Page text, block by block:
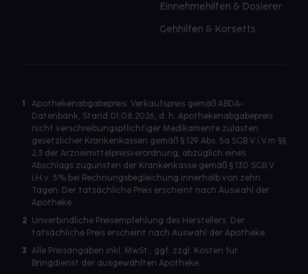
Einnehmehilfen & Dosierer
Gehhilfen & Korsetts
1
Apothekenabgabepreis: Verkaufspreis gemäß ABDA-
Datenbank, Stand 01.08.2026, d. h. Apothekenabgabepreis
nicht verschreibungspflichtiger Medikamente zulasten
gesetzlicher Krankenkassen gemäß § 129 Abs. 5a SGB V i.V.m §§
2,3 der Arzneimittelpreisverordnung, abzüglich eines
Abschlags zugunsten der Krankenkasse gemäß § 130 SGB V
i.H.v. 5% bei Rechnungsbegleichung innerhalb von zehn
Tagen. Der tatsächliche Preis erscheint nach Auswahl der
Apotheke.
2 Unverbindliche Preisempfehlung des Herstellers. Der
tatsächliche Preis erscheint nach Auswahl der Apotheke.
3 Alle Preisangaben inkl. MwSt., ggf. zzgl. Kosten für
Bringdienst der ausgewählten Apotheke.